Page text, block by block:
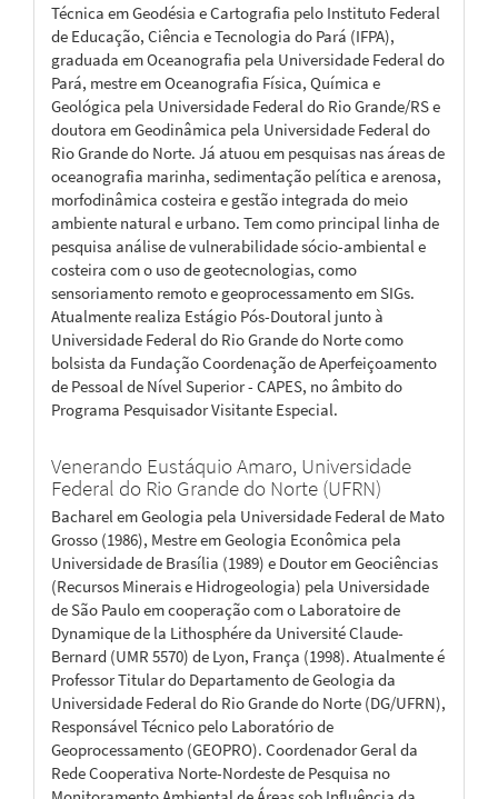
Técnica em Geodésia e Cartografia pelo Instituto Federal
de Educação, Ciência e Tecnologia do Pará (IFPA),
graduada em Oceanografia pela Universidade Federal do
Pará, mestre em Oceanografia Física, Química e
Geológica pela Universidade Federal do Rio Grande/RS e
doutora em Geodinâmica pela Universidade Federal do
Rio Grande do Norte. Já atuou em pesquisas nas áreas de
oceanografia marinha, sedimentação pelítica e arenosa,
morfodinâmica costeira e gestão integrada do meio
ambiente natural e urbano. Tem como principal linha de
pesquisa análise de vulnerabilidade sócio-ambiental e
costeira com o uso de geotecnologias, como
sensoriamento remoto e geoprocessamento em SIGs.
Atualmente realiza Estágio Pós-Doutoral junto à
Universidade Federal do Rio Grande do Norte como
bolsista da Fundação Coordenação de Aperfeiçoamento
de Pessoal de Nível Superior - CAPES, no âmbito do
Programa Pesquisador Visitante Especial.
Venerando Eustáquio Amaro, Universidade
Federal do Rio Grande do Norte (UFRN)
Bacharel em Geologia pela Universidade Federal de Mato
Grosso (1986), Mestre em Geologia Econômica pela
Universidade de Brasília (1989) e Doutor em Geociências
(Recursos Minerais e Hidrogeologia) pela Universidade
de São Paulo em cooperação com o Laboratoire de
Dynamique de la Lithosphére da Université Claude-
Bernard (UMR 5570) de Lyon, França (1998). Atualmente é
Professor Titular do Departamento de Geologia da
Universidade Federal do Rio Grande do Norte (DG/UFRN),
Responsável Técnico pelo Laboratório de
Geoprocessamento (GEOPRO). Coordenador Geral da
Rede Cooperativa Norte-Nordeste de Pesquisa no